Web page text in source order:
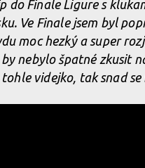
Finale Ligure s
Ve Finale jsem byl
moc hezký a super
nebylo špatné zkusit
videjko, tak snad se